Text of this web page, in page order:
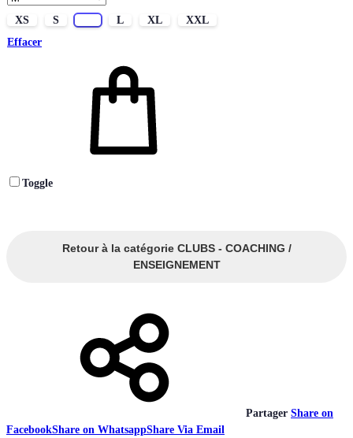
XS S L XL
XXL
Effacer
Toggle
Retour à la catégorie CLUBS - COACHING /
ENSEIGNEMENT
Partager Share on
FacebookShare on WhatsappShare Via Email